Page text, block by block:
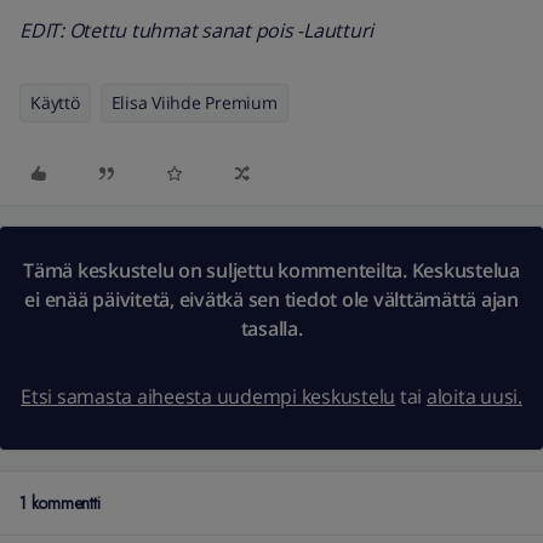
EDIT: Otettu tuhmat sanat pois -Lautturi
Käyttö Elisa Viihde Premium
Tämä keskustelu on suljettu kommenteilta. Keskustelua
ei enää päivitetä, eivätkä sen tiedot ole välttämättä ajan
tasalla.
Etsi samasta aiheesta uudempi keskustelu tai aloita uusi.
1 kommentti